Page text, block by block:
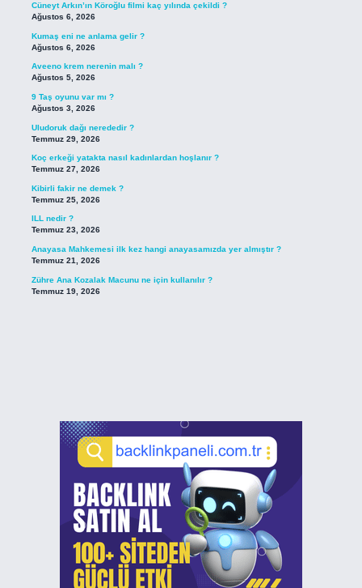
Cüneyt Arkın’ın Köroğlu filmi kaç yılında çekildi ?
Ağustos 6, 2026
Kumaş eni ne anlama gelir ?
Ağustos 6, 2026
Aveeno krem nerenin malı ?
Ağustos 5, 2026
9 Taş oyunu var mı ?
Ağustos 3, 2026
Uludoruk dağı nerededir ?
Temmuz 29, 2026
Koç erkeği yatakta nasıl kadınlardan hoşlanır ?
Temmuz 27, 2026
Kibirli fakir ne demek ?
Temmuz 25, 2026
ILL nedir ?
Temmuz 23, 2026
Anayasa Mahkemesi ilk kez hangi anayasamızda yer almıştır ?
Temmuz 21, 2026
Zühre Ana Kozalak Macunu ne için kullanılır ?
Temmuz 19, 2026